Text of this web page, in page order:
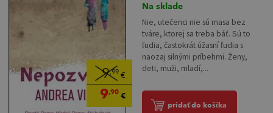
9,99 €
9,90 €
Na sklade
Nie, utečenci nie sú masa bez
tváre, ktorej sa treba báť. Sú to
ľudia, častokrát úžasní ľudia s
naozaj silnými príbehmi. Ženy,
deti, muži, mladí,...
pridať do košíka